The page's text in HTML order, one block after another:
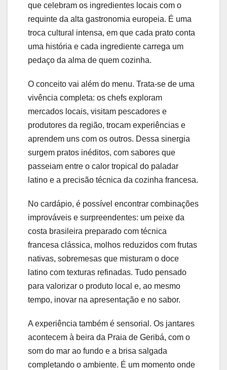
que celebram os ingredientes locais com o
requinte da alta gastronomia europeia. É uma
troca cultural intensa, em que cada prato conta
uma história e cada ingrediente carrega um
pedaço da alma de quem cozinha.
O conceito vai além do menu. Trata-se de uma
vivência completa: os chefs exploram
mercados locais, visitam pescadores e
produtores da região, trocam experiências e
aprendem uns com os outros. Dessa sinergia
surgem pratos inéditos, com sabores que
passeiam entre o calor tropical do paladar
latino e a precisão técnica da cozinha francesa.
No cardápio, é possível encontrar combinações
improváveis e surpreendentes: um peixe da
costa brasileira preparado com técnica
francesa clássica, molhos reduzidos com frutas
nativas, sobremesas que misturam o doce
latino com texturas refinadas. Tudo pensado
para valorizar o produto local e, ao mesmo
tempo, inovar na apresentação e no sabor.
A experiência também é sensorial. Os jantares
acontecem à beira da Praia de Geribá, com o
som do mar ao fundo e a brisa salgada
completando o ambiente. É um momento onde